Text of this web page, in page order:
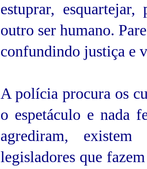
estuprar,
outro ser humano.
confundindo justiça e
A polícia procura os
o espetáculo e nada
agrediram,
legisladores que